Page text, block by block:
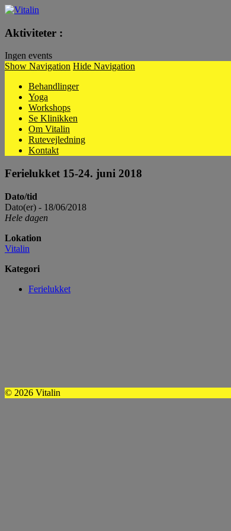
Aktiviteter :
Ingen events
Show Navigation Hide Navigation
Behandlinger
Yoga
Workshops
Se Klinikken
Om Vitalin
Rutevejledning
Kontakt
Ferielukket 15-24. juni 2018
Dato/tid
Dato(er) - 18/06/2018
Hele dagen
Lokation
Vitalin
Kategori
Ferielukket
© 2026 Vitalin